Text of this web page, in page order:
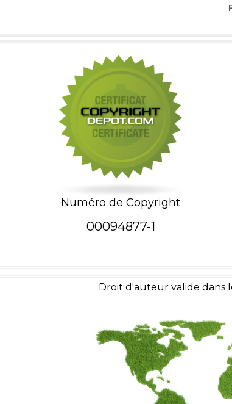
Numéro de Copyright
00094877-1
Droit d'auteur valide dans